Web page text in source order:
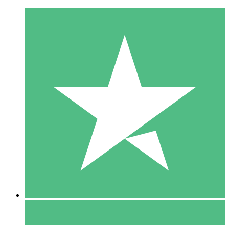
Paquetes de Créditos Individuales
Paga según el uso con créditos de descarga. Sin compromiso
10 00